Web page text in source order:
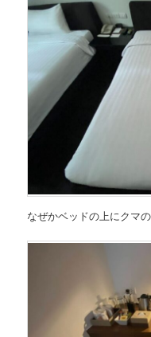
なぜかベッドの上にクマ